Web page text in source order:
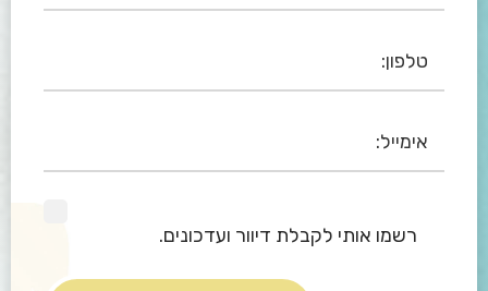
רשמו אותי לקבלת דיוור ועדכונים.